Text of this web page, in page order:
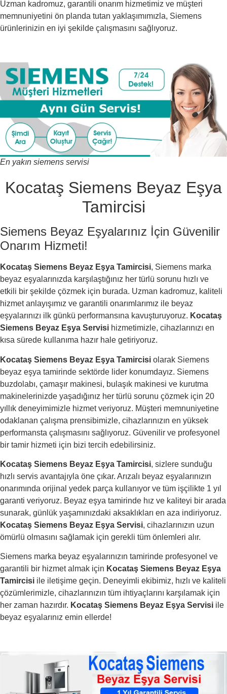
Uzman kadromuz, garantili onarım hizmetimiz ve müşteri
memnuniyetini ön planda tutan yaklaşımımızla, Siemens
ürünlerinizin en iyi şekilde çalışmasını sağlıyoruz.
En yakın siemens servisi
Kocataş Siemens Beyaz Eşya
Tamircisi
Siemens Beyaz Eşyalarınız İçin Güvenilir
Onarım Hizmeti!
Kocataş Siemens Beyaz Eşya Tamircisi, Siemens marka
beyaz eşyalarınızda karşılaştığınız her türlü sorunu hızlı ve
etkili bir şekilde çözmek için burada. Uzman kadromuz, kaliteli
hizmet anlayışımız ve garantili onarımlarımız ile beyaz
eşyalarınızı ilk günkü performansına kavuşturuyoruz. Kocataş
Siemens Beyaz Eşya Servisi hizmetimizle, cihazlarınızı en
kısa sürede kullanıma hazır hale getiriyoruz.
Kocataş Siemens Beyaz Eşya Tamircisi olarak Siemens
beyaz eşya tamirinde sektörde lider konumdayız. Siemens
buzdolabı, çamaşır makinesi, bulaşık makinesi ve kurutma
makinelerinizde yaşadığınız her türlü sorunu çözmek için 20
yıllık deneyimimizle hizmet veriyoruz. Müşteri memnuniyetine
odaklanan çalışma prensibimizle, cihazlarınızın en yüksek
performansta çalışmasını sağlıyoruz. Güvenilir ve profesyonel
bir tamir hizmeti için bizi tercih edebilirsiniz.
Kocataş Siemens Beyaz Eşya Tamircisi, sizlere sunduğu
hızlı servis avantajıyla öne çıkar. Arızalı beyaz eşyalarınızın
onarımında orijinal yedek parça kullanıyor ve tüm işçilikte 1 yıl
garanti veriyoruz. Beyaz eşya tamirinde hız ve kaliteyi bir arada
sunarak, günlük yaşamınızdaki aksaklıkları en aza indiriyoruz.
Kocataş Siemens Beyaz Eşya Servisi, cihazlarınızın uzun
ömürlü olmasını sağlamak için gerekli tüm önlemleri alır.
Siemens marka beyaz eşyalarınızın tamirinde profesyonel ve
garantili bir hizmet almak için Kocataş Siemens Beyaz Eşya
Tamircisi ile iletişime geçin. Deneyimli ekibimiz, hızlı ve kaliteli
çözümlerimizle, cihazlarınızın tüm ihtiyaçlarını karşılamak için
her zaman hazırdır. Kocataş Siemens Beyaz Eşya Servisi ile
beyaz eşyalarınız emin ellerde!